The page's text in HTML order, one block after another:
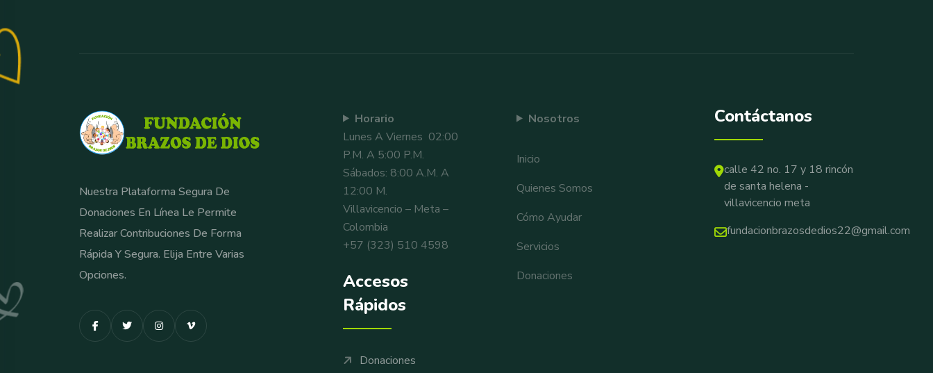
Nuestra Plataforma Segura De
Donaciones En Línea Le Permite
Realizar Contribuciones De Forma
Rápida Y Segura. Elija Entre Varias
Opciones.
Horario
Lunes A Viernes 02:00
P.m. A 5:00 P.m.
Sábados: 8:00 A.m. A
12:00 M.
Villavicencio – Meta –
Colombia
+57 (323) 510 4598
Accesos
Rápidos
Donaciones
Nosotros
Inicio
Quienes Somos
Cómo Ayudar
Servicios
Donaciones
Contáctanos
calle 42 no. 17 y 18 rincón
de santa helena -
villavicencio meta
fundacionbrazosdedios22@gmail.com